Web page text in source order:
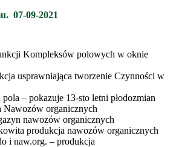
07-09-2021
Kompleksów polowych w oknie
usprawniająca tworzenie Czynności w
– pokazuje 13-sto letni płodozmian
Nawozów organicznych
nawozów organicznych
produkcja nawozów organicznych
i naw.org. – produkcja